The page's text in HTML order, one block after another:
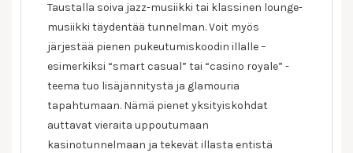
Taustalla soiva jazz-musiikki tai klassinen lounge-
musiikki täydentää tunnelman. Voit myös
järjestää pienen pukeutumiskoodin illalle –
esimerkiksi “smart casual” tai “casino royale” -
teema tuo lisäjännitystä ja glamouria
tapahtumaan. Nämä pienet yksityiskohdat
auttavat vieraita uppoutumaan
kasinotunnelmaan ja tekevät illasta entistä